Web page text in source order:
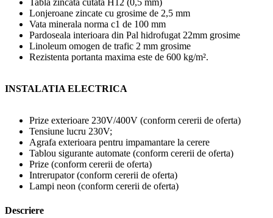
Tabla zincata cutata H12 (0,5 mm)
Lonjeroane zincate cu grosime de 2,5 mm
Vata minerala norma c1 de 100 mm
Pardoseala interioara din Pal hidrofugat 22mm grosime
Linoleum omogen de trafic 2 mm grosime
Rezistenta portanta maxima este de 600 kg/m².
INSTALATIA ELECTRICA
Prize exterioare 230V/400V (conform cererii de oferta)
Tensiune lucru 230V;
Agrafa exterioara pentru impamantare la cerere
Tablou sigurante automate (conform cererii de oferta)
Prize (conform cererii de oferta)
Intrerupator (conform cererii de oferta)
Lampi neon (conform cererii de oferta)
Descriere